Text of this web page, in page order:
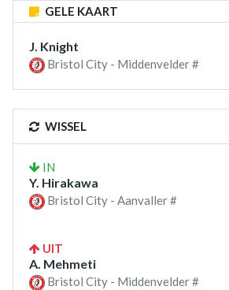
GELE KAART
J. Knight
Bristol City - Middenvelder #
WISSEL
IN
Y. Hirakawa
Bristol City - Aanvaller #
UIT
A. Mehmeti
Bristol City - Middenvelder #